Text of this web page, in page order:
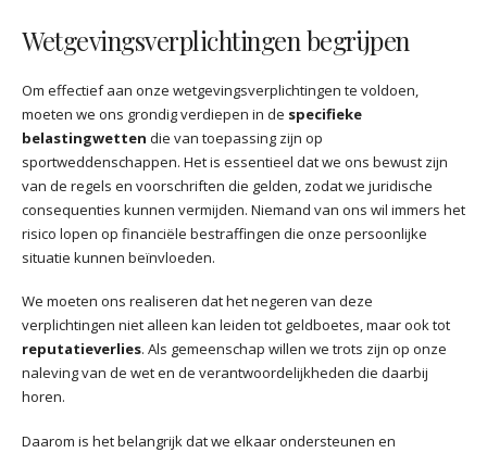
Wetgevingsverplichtingen begrijpen
Om effectief aan onze wetgevingsverplichtingen te voldoen,
moeten we ons grondig verdiepen in de specifieke
belastingwetten die van toepassing zijn op
sportweddenschappen. Het is essentieel dat we ons bewust zijn
van de regels en voorschriften die gelden, zodat we juridische
consequenties kunnen vermijden. Niemand van ons wil immers het
risico lopen op financiële bestraffingen die onze persoonlijke
situatie kunnen beïnvloeden.
We moeten ons realiseren dat het negeren van deze
verplichtingen niet alleen kan leiden tot geldboetes, maar ook tot
reputatieverlies. Als gemeenschap willen we trots zijn op onze
naleving van de wet en de verantwoordelijkheden die daarbij
horen.
Daarom is het belangrijk dat we elkaar ondersteunen en